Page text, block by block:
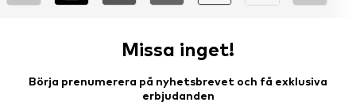
Missa inget!
Börja prenumerera på nyhetsbrevet och få exklusiva
erbjudanden